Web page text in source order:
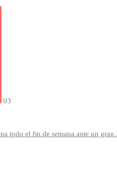
03
todo el fin de semana ante un